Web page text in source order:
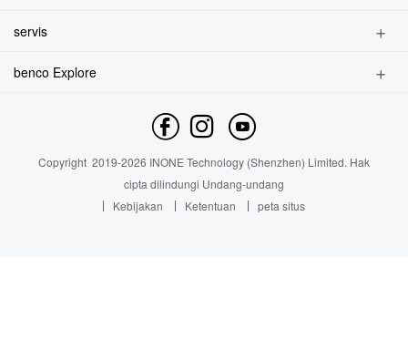
aksesoris
servis
Temukan Layanan
benco Explore
Industry Insight
Copyright 2019-2026 INONE Technology (Shenzhen) Limited. Hak
cipta dilindungi Undang-undang
Kebijakan
Ketentuan peta situs